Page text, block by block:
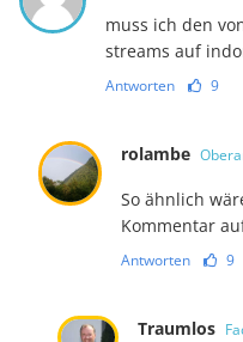
muss ich den
streams auf
Antworten 9
rolambe
So ähnlich
Kommentar
Antworten 9
Traumlos